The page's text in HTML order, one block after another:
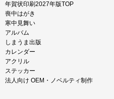
年賀状印刷2027年版TOP
喪中はがき
寒中見舞い
アルバム
しまうま出版
カレンダー
アクリル
ステッカー
法人向け OEM・ノベルティ制作